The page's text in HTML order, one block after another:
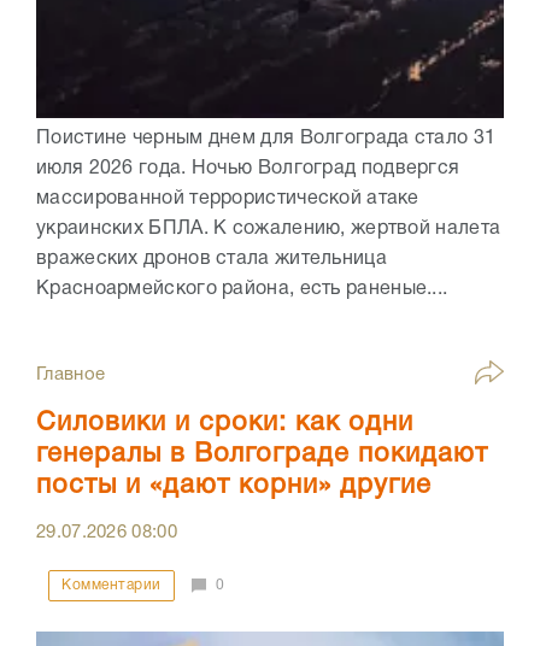
Поистине черным днем для Волгограда стало 31
июля 2026 года. Ночью Волгоград подвергся
массированной террористической атаке
украинских БПЛА. К сожалению, жертвой налета
вражеских дронов стала жительница
Красноармейского района, есть раненые....
Главное
Силовики и сроки: как одни
генералы в Волгограде покидают
посты и «дают корни» другие
29.07.202608:00
Комментарии 0